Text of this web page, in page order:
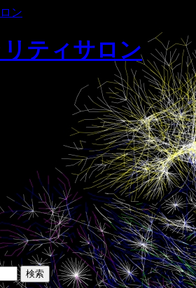
ティサロン